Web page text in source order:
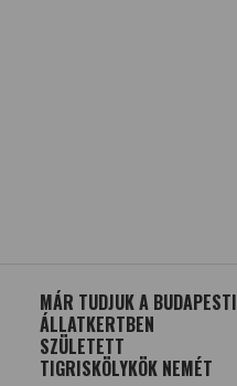
MÁR TUDJUK A BUDAPESTI
ÁLLATKERTBEN
SZÜLETETT
TIGRISKÖLYKÖK NEMÉT